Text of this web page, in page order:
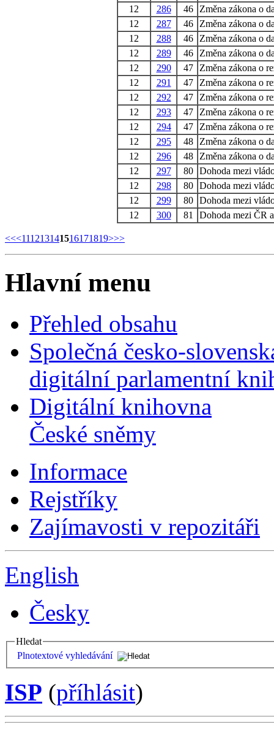
12
286 46
Změna zákona o
12
287 46
Změna zákona o
12
288 46
Změna zákona o
12
289 46
Změna zákona o
12
290 47
Změna zákona o
12
291 47
Změna zákona o
12
292 47
Změna zákona o
12
293 47
Změna zákona o
12
294 47
Změna zákona o
12
295 48
Změna zákona o
12
296 48
Změna zákona o
12
297 80 Dohoda mezi
12
298 80 Dohoda mezi
12
299 80 Dohoda mezi
12
300 81 Dohoda mezi ČR
<<<111213141516171819>>>
Hlavní menu
Přehled obsahu
Společná česko-
digitální parlamentní
Digitální knihovna
České sněmy
Informace
Rejstříky
Zajímavosti v repozitáři
English
Česky
Hledat
Plnotextové vyhledávání
ISP (příhlásit)